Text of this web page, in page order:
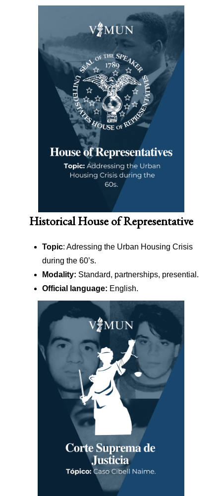
Historical House of Representative
Topic: Adressing the Urban Housing Crisis
during the 60’s.
Modality: Standard, partnerships, presential.
Official language: English.